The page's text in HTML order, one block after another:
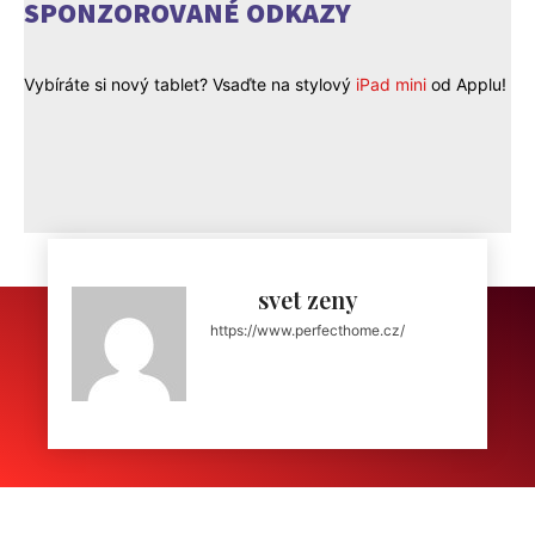
SPONZOROVANÉ ODKAZY
Vybíráte si nový tablet? Vsaďte na stylový iPad mini od Applu!
svet zeny
https://www.perfecthome.cz/